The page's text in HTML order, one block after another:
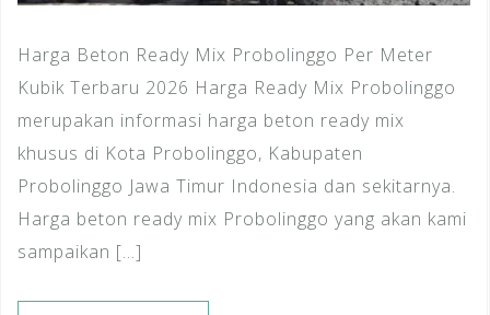
Harga Beton Ready Mix Probolinggo Per Meter
Kubik Terbaru 2026 Harga Ready Mix Probolinggo
merupakan informasi harga beton ready mix
khusus di Kota Probolinggo, Kabupaten
Probolinggo Jawa Timur Indonesia dan sekitarnya.
Harga beton ready mix Probolinggo yang akan kami
sampaikan […]